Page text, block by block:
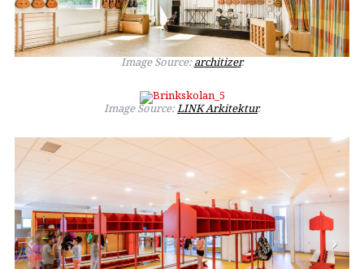
Image Source:architizer.
Image Source:LINK Arkitektur.